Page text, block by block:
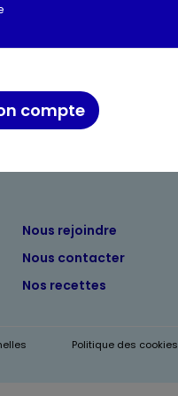
Nous rejoindre
Nous contacter
Nos recettes
Politique des cookies
compte